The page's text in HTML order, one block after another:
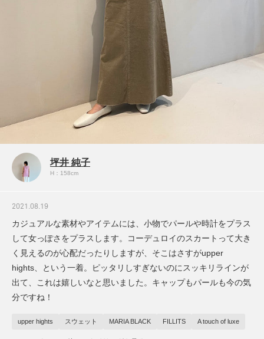
坪井 純子
H：158cm
2021.08.19
カジュアルな素材やアイテムには、小物でパールや時計をプラス
して女っぽさをプラスします。コーデュロイのスカートって大き
く見えるのが心配だったりしますが、そこはさすがupper
hights、という一着。ピッタリしすぎないのにスッキリラインが
出て、これは嬉しいなと思いました。キャップもパールも今の気
分ですね！
upper hights スウェット MARIA BLACK FILLITS A touch of luxe